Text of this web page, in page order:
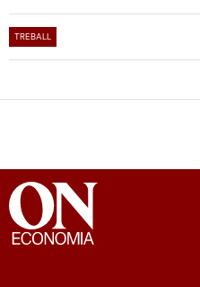
TREBALL